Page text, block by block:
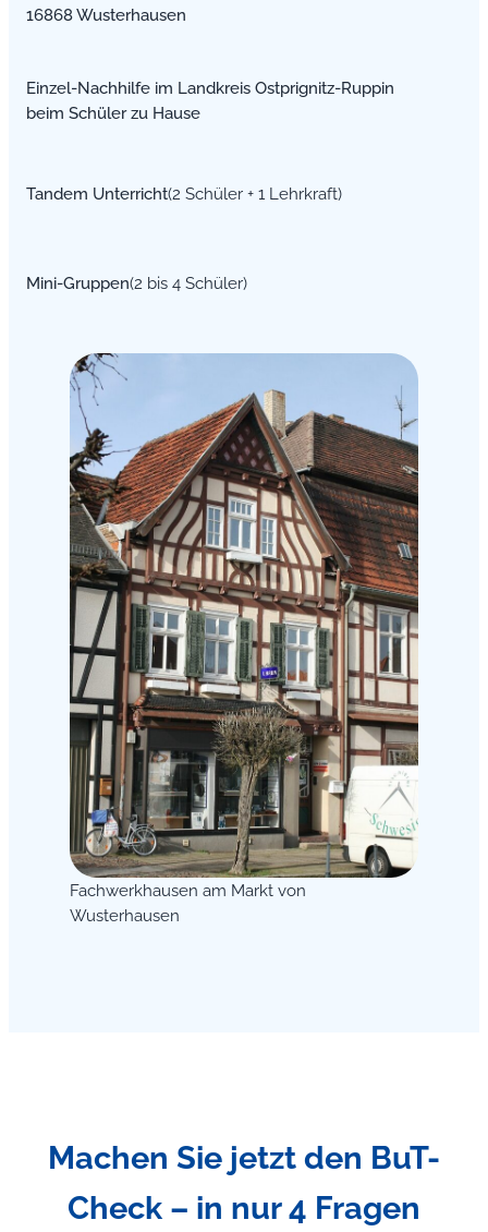
16868 Wusterhausen
Einzel-Nachhilfe im Landkreis Ostprignitz-Ruppin
beim Schüler zu Hause
Tandem Unterricht(2 Schüler + 1 Lehrkraft)
Mini-Gruppen(2 bis 4 Schüler)
Fachwerkhausen am Markt von
Wusterhausen
Machen Sie jetzt den BuT-
Check – in nur 4 Fragen